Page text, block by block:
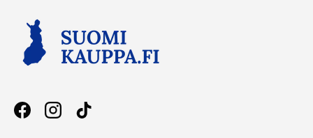
FacebookInstagramTikTok